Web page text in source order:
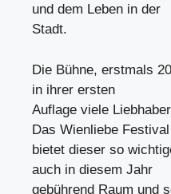
und dem Leben in der
Stadt.
Die Bühne, erstmals
in ihrer ersten
Auflage viele
Das Wienliebe Festival
bietet dieser so
auch in diesem Jahr
gebührend Raum und